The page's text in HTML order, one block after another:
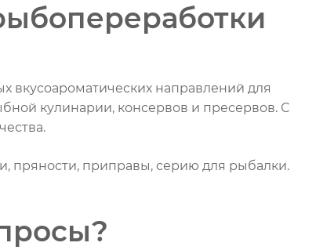
направлений для
кулинарии, консервов и пресервов. С
пряности, приправы, серию для рыбалки.